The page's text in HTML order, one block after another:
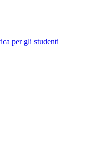
per gli studenti